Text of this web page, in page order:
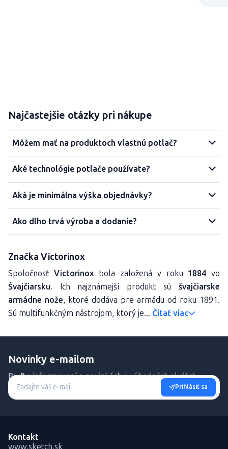
Najčastejšie otázky pri nákupe
Môžem mať na produktoch vlastnú potlač?
Aké technológie potlače používate?
Aká je minimálna výška objednávky?
Ako dlho trvá výroba a dodanie?
Značka Victorinox
Spoločnosť Victorinox bola založená v roku 1884 vo
Švajčiarsku. Ich najznámejší produkt sú švajčiarske
armádne nože, ktoré dodáva pre armádu od roku 1891.
Sú multifunkčným nástrojom, ktorý je... Čítať viac
Novinky e-mailom
Buďte informovaní o novinkách a výhodných akciách.
Prihlásiť sa
Kontakt
www.sketch.sk